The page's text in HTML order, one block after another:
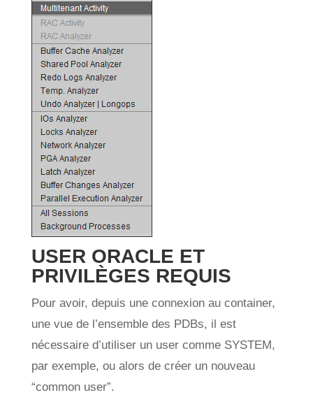
USER ORACLE ET
PRIVILÈGES REQUIS
Pour avoir, depuis une connexion au container,
une vue de l’ensemble des PDBs, il est
nécessaire d’utiliser un user comme SYSTEM,
par exemple, ou alors de créer un nouveau
“common user”.